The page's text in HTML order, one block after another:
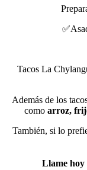
Tacos La
Además de los
como arroz,
También, si lo
Llame